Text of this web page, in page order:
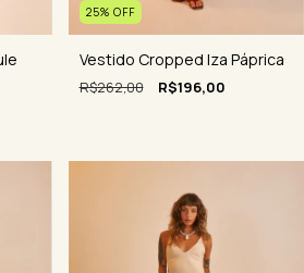
25% OFF
Vestido Cropped Iza Páprica
R$262,00 R$196,00